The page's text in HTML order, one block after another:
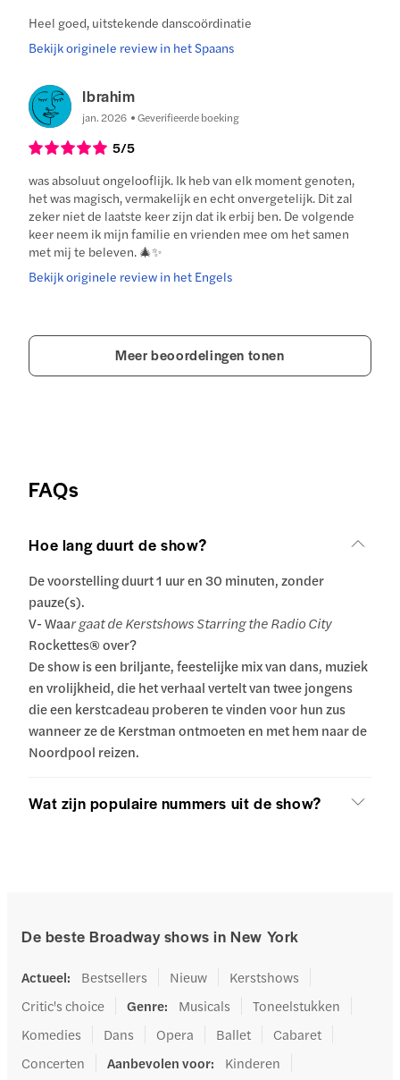
Heel goed, uitstekende danscoördinatie
Bekijk originele review in het Spaans
Ibrahim
jan. 2026 Geverifieerde boeking
5/5
was absoluut ongelooflijk. Ik heb van elk moment genoten,
het was magisch, vermakelijk en echt onvergetelijk. Dit zal
zeker niet de laatste keer zijn dat ik erbij ben. De volgende
keer neem ik mijn familie en vrienden mee om het samen
met mij te beleven. 🎄✨
Bekijk originele review in het Engels
Meer beoordelingen tonen
FAQs
Hoe lang duurt de show?
De voorstelling duurt 1 uur en 30 minuten, zonder
pauze(s).
V- Waar gaat de Kerstshows Starring the Radio City
Rockettes® over?
De show is een briljante, feestelijke mix van dans, muziek
en vrolijkheid, die het verhaal vertelt van twee jongens
die een kerstcadeau proberen te vinden voor hun zus
wanneer ze de Kerstman ontmoeten en met hem naar de
Noordpool reizen.
Wat zijn populaire nummers uit de show?
De beste Broadway shows in New York
Actueel: Bestsellers Nieuw
Kerstshows
Critic's choice
Genre: Musicals
Toneelstukken
Komedies
Dans Opera Ballet
Cabaret
Concerten
Aanbevolen voor:
Kinderen